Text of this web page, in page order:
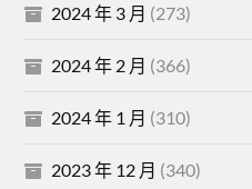
2024 年 3 月 (273)
2024 年 2 月 (366)
2024 年 1 月 (310)
2023 年 12 月 (340)